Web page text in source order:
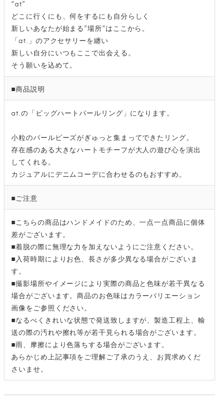
“at”
どこに行くにも、何をするにも自分らしく
新しいあなたが始まる”場所”はここから。
「at.」のアクセサリーを纏い
新しい自分にいつもここで出会える。
そう願いを込めて。
■商品説明
at.の「ビッグハートパールリング」になります。
小粒のパールビーズがぎゅっと集まってできたリング。
存在感のある大きなハートモチーフが大人の遊び心を演出
してくれる。
カジュアルにデニムコーデに合わせるのもおすすめ。
■ご注意
■こちらの商品はハンドメイドのため、一点一点商品に個体
差がございます。
■着脱の際に無理な力を加えないようにご注意ください。
■入荷時期によりお色、長さが多少異なる場合がございま
す。
■撮影場所やイメージにより実際の商品と色味が若干異なる
場合がございます。商品のお色味はカラーバリエーション
画像をご参照ください。
■なるべくきれいな状態で発送致しますが、製造工程上、輸
送の際の汚れや擦れ等が若干見られる場合がございます。
■雨、摩擦により色落ちする場合がございます。
あらかじめ上記事項をご理解ご了承のうえ、お買求めくだ
さいませ。